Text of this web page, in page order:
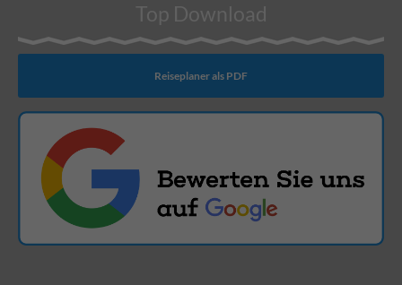
Top Download
Reiseplaner als PDF